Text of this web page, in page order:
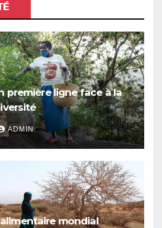
première ligne face à la
ADMIN
mondial